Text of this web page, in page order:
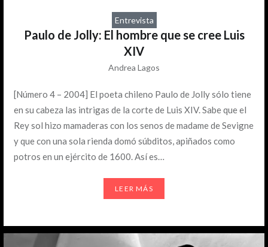
Entrevista
Paulo de Jolly: El hombre que se cree Luis
XIV
Andrea Lagos
[Número 4 – 2004] El poeta chileno Paulo de Jolly sólo tiene
en su cabeza las intrigas de la corte de Luis XIV. Sabe que el
Rey sol hizo mamaderas con los senos de madame de Sevigne
y que con una sola rienda domó súbditos, apiñados como
potros en un ejército de 1600. Así es…
LEER MÁS